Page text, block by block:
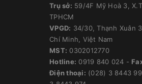
Trụ sở: 59/4F Mỹ Hoà 3,
TPHCM
VPGD: 34/30, Thạnh Xuân
Chí Minh, Việt Nam
MST: 0302012770
Hotline: 0919 840 024 -
Điện thoại: (028) 3 8443